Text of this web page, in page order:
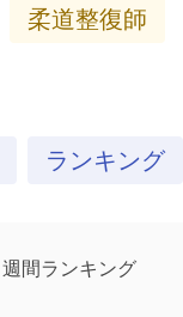
柔道整復師
ランキング
週間ランキング